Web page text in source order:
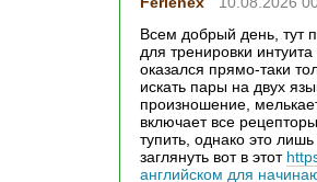
Всем добрый день, тут
для тренировки
оказался прямо-таки
искать пары на двух
произношение,
включает все
тупить, однако это
заглянуть вот в этот
английском для